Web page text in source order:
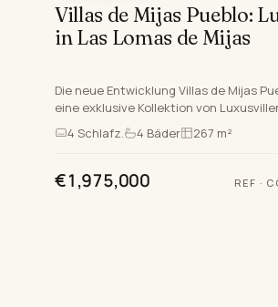
Villas de Mijas Pueblo:
in Las Lomas de Mijas
Die neue Entwicklung Villas de Mijas
eine exklusive Kollektion von
geschlossene Urbanisation verfügt
Stunden-Sich…
4 Schlafz. 4 Bäder 267 m²
€1,975,000 REF ·